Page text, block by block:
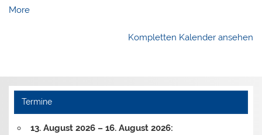
Moreabout
Kompletten Kalender ansehen
Termine
13. August 2026 – 16. August 2026: